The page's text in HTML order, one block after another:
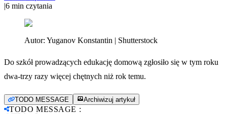
|6 min czytania
Autor: Yuganov Konstantin | Shutterstock
Do szkół prowadzących edukację domową zgłosiło się w tym roku
dwa-trzy razy więcej chętnych niż rok temu.
TODO MESSAGE Archiwizuj artykuł
TODO MESSAGE :